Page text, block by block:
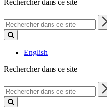
Rechercher dans ce site
Rechercher
dans
ce
English
Rechercher dans ce site
Rechercher
dans
ce